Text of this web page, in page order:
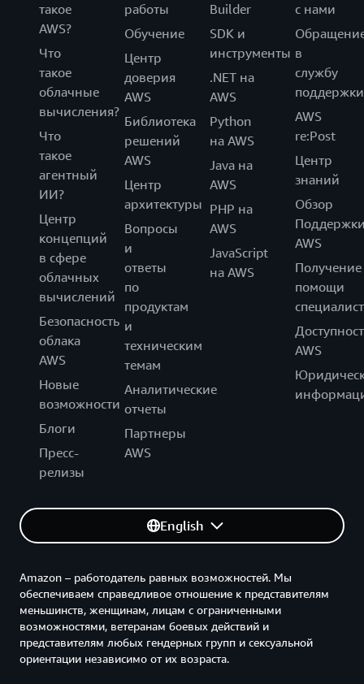
такое
AWS?
Что
такое
облачные
вычисления?
Что
такое
агентный
ИИ?
Центр
концепций
в сфере
облачных
вычислений
Безопасность
облака
AWS
Новые
возможности
Блоги
Пресс-
релизы
работы
Обучение
Центр
доверия
AWS
Библиотека
решений
AWS
Центр
архитектуры
Вопросы
и
ответы
по
продуктам
и
техническим
темам
Аналитические
отчеты
Партнеры
AWS
Builder
SDK и
инструменты
.NET на
AWS
Python
на AWS
Java на
AWS
PHP на
AWS
JavaScript
на AWS
с нами
в
службу
поддержки
AWS
re:Post
Центр
знаний
Обзор
AWS
Получение
помощи
AWS
English
Amazon – работодатель равных возможностей. Мы
обеспечиваем справедливое отношение к представителям
меньшинств, женщинам, лицам с ограниченными
возможностями, ветеранам боевых действий и
представителям любых гендерных групп и сексуальной
ориентации независимо от их возраста.